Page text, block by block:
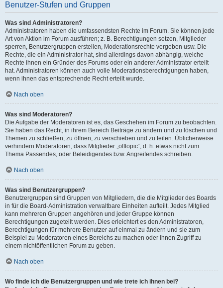
Benutzer-Stufen und Gruppen
Was sind Administratoren?
Administratoren haben die umfassendsten Rechte im Forum. Sie können jede
Art von Aktion im Forum ausführen; z. B. Berechtigungen setzen, Mitglieder
sperren, Benutzergruppen erstellen, Moderationsrechte vergeben usw. Die
Rechte, die ein Administrator hat, sind allerdings davon abhängig, welche
Rechte ihnen ein Gründer des Forums oder ein anderer Administrator erteilt
hat. Administratoren können auch volle Moderationsberechtigungen haben,
wenn ihnen das entsprechende Recht erteilt wurde.
Nach oben
Was sind Moderatoren?
Die Aufgabe der Moderatoren ist es, das Geschehen im Forum zu beobachten.
Sie haben das Recht, in ihrem Bereich Beiträge zu ändern und zu löschen und
Themen zu schließen, zu öffnen, zu verschieben und zu teilen. Üblicherweise
verhindern Moderatoren, dass Mitglieder „offtopic“, d. h. etwas nicht zum
Thema Passendes, oder Beleidigendes bzw. Angreifendes schreiben.
Nach oben
Was sind Benutzergruppen?
Benutzergruppen sind Gruppen von Mitgliedern, die die Mitglieder des Boards
in für die Board-Administration verwaltbare Einheiten aufteilt. Jedes Mitglied
kann mehreren Gruppen angehören und jeder Gruppe können
Berechtigungen zugeteilt werden. Dies erleichtert es den Administratoren,
Berechtigungen für mehrere Benutzer auf einmal zu ändern und sie zum
Beispiel zu Moderatoren eines Bereichs zu machen oder ihnen Zugriff zu
einem nichtöffentlichen Forum zu geben.
Nach oben
Wo finde ich die Benutzergruppen und wie trete ich ihnen bei?